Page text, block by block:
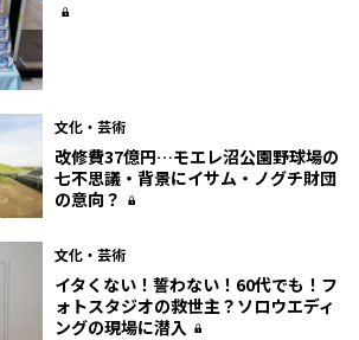
文化・芸術
改修費37億円…モエレ沼公園野球場の
七不思議・背景にイサム・ノグチ財団
の意向？
文化・芸術
イタくない！誓わない！60代でも！フ
ォトスタジオの救世主？ソロウエディ
ングの現場に潜入